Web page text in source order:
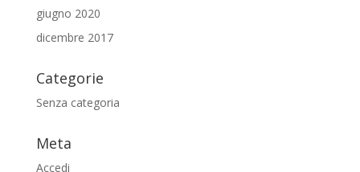
giugno 2020
dicembre 2017
Categorie
Senza categoria
Meta
Accedi